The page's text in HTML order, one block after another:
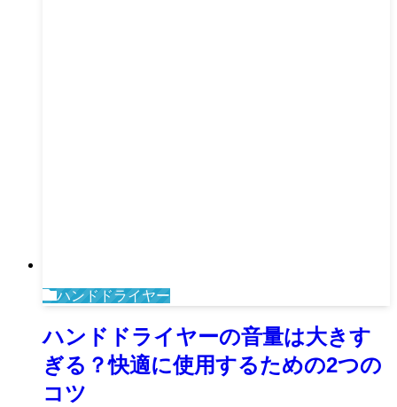
ハンドドライヤー
ハンドドライヤーの音量は大きす
ぎる？快適に使用するための2つの
コツ